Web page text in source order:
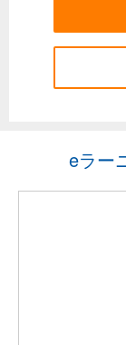
eラー